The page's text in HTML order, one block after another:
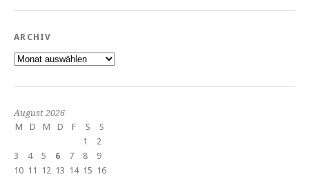
ARCHIV
Archiv
August 2026
M
D M D F S
S
1
2
3
4 5 6 7 8
9
10 11 12 13 14 15 16